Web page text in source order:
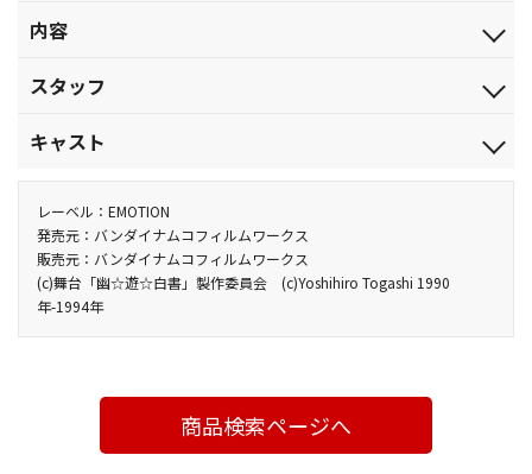
品番
BCXE-1495
税込価格(10%)
￥9,680
税抜価格
カラー／確／251分／（本編ﾃﾞｨｽｸ：126分+特典ﾃﾞｨｽｸ：125分）
本編ﾃﾞｨｽｸ：ﾘﾆｱPCM(ｽﾃﾚｵ)／AVC／BD50G／16:9<1080i High
Definition> 特典ﾃﾞｨｽｸ：ﾘﾆｱPCM(ｽﾃﾚｵ)／AVC／BD50G／
16:9<1080i High Definition>
・ビジュアル撮影メイキング（ビジュアル撮影時のメイキング＆
・カーテンコール集（東京千穐楽、大阪千穐楽、福岡千穐楽）
・“アフタートークinサンリオピューロランド”トークコーナー
他、仕様
・新規集合ビジュアル使用インナージャケット
・スリーブケース
内容
2019年9月22日（日）愛知公演大千穐楽の模様を収録。
＜あらすじ＞
となり、霊界案内人のぼたんに導かれ、幽助は、エンマ大王の息
子コエンマから生き返るための試練を与えられる。試練を乗り越
え、晴れて生き返ることができた幽助は、ぼたんとともに妖怪が
人間界で起こす悪事を取り締まる霊界探偵として働くことにな
る。コエンマから与えられた指令は、霊界大秘蔵館から盗まれた
妖怪盗賊の蔵馬、飛影、剛鬼だった。
スタッフ
ス」刊）／脚本・演出：御笠ノ忠次／舞台美術：乘峯雅寛／技術
ライト）／音響：前田規寛（ロア）／映像：藤田陽平・横山 翼
（オーベロン）／衣裳：小原敏博／ヘアメイク：木村美和子
（raftel）・車谷 結(raftel)／アクション：六本木康弘／フライン
グ：岩上弘数 (B.O.S Action Unity)／舞台音楽：Yu(vague)／演出
助手：木下マカイ／小道具：小山内ひかり／宣伝美術：羽尾万里
「幽☆遊☆白書」製作委員会
キャスト
飛影：橋本祥平／雪村螢子：未来／浦飯温子：角島美緒／ぼた
ん：平田裕香／剛鬼：新田健太／幻海：エリザベス・マリー／コ
エンマ：荒木宏文 他
レーベル：EMOTION
発売元：バンダイナムコフィルムワークス
販売元：バンダイナムコフィルムワークス
(c)舞台「幽☆遊☆白書」製作委員会 (c)Yoshihiro Togashi 1990
年-1994年
商品検索ページへ